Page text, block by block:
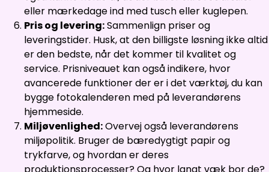
eller mærkedage ind med tusch eller kuglepen.
Pris og levering:Sammenlign priser og
leveringstider. Husk, at den billigste løsning ikke altid
er den bedste, når det kommer til kvalitet og
service. Prisniveauet kan også indikere, hvor
avancerede funktioner der er i det værktøj, du kan
bygge fotokalenderen med på leverandørens
hjemmeside.
Miljøvenlighed:Overvej også leverandørens
miljøpolitik. Bruger de bæredygtigt papir og
trykfarve, og hvordan er deres